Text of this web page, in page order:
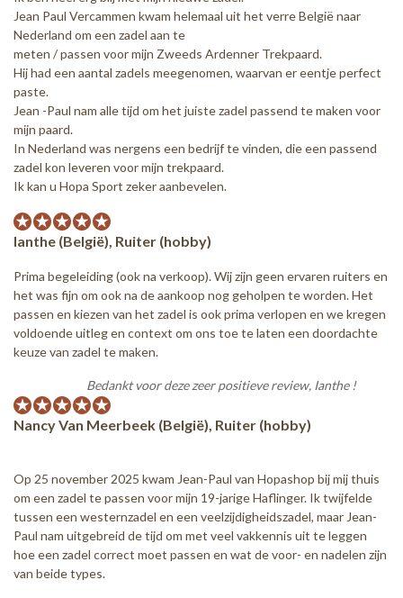
Jean Paul Vercammen kwam helemaal uit het verre België naar
Nederland om een zadel aan te
meten / passen voor mijn Zweeds Ardenner Trekpaard.
Hij had een aantal zadels meegenomen, waarvan er eentje perfect
paste.
Jean -Paul nam alle tijd om het juiste zadel passend te maken voor
mijn paard.
In Nederland was nergens een bedrijf te vinden, die een passend
zadel kon leveren voor mijn trekpaard.
Ik kan u Hopa Sport zeker aanbevelen.
Ianthe (België), Ruiter (hobby)
Prima begeleiding (ook na verkoop). Wij zijn geen ervaren ruiters en
het was fijn om ook na de aankoop nog geholpen te worden. Het
passen en kiezen van het zadel is ook prima verlopen en we kregen
voldoende uitleg en context om ons toe te laten een doordachte
keuze van zadel te maken.
Bedankt voor deze zeer positieve review, Ianthe !
Nancy Van Meerbeek (België), Ruiter (hobby)
Op 25 november 2025 kwam Jean-Paul van Hopashop bij mij thuis
om een zadel te passen voor mijn 19-jarige Haflinger. Ik twijfelde
tussen een westernzadel en een veelzijdigheidszadel, maar Jean-
Paul nam uitgebreid de tijd om met veel vakkennis uit te leggen
hoe een zadel correct moet passen en wat de voor- en nadelen zijn
van beide types.